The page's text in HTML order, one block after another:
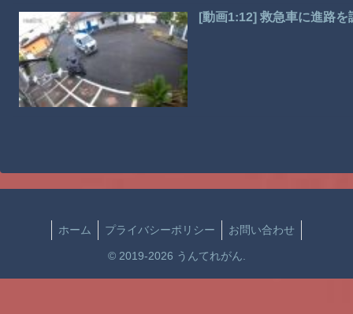
[動画1:12] 救急車に進路
ホーム プライバシーポリシー お問い合わせ
© 2019-2026 うんてれがん.